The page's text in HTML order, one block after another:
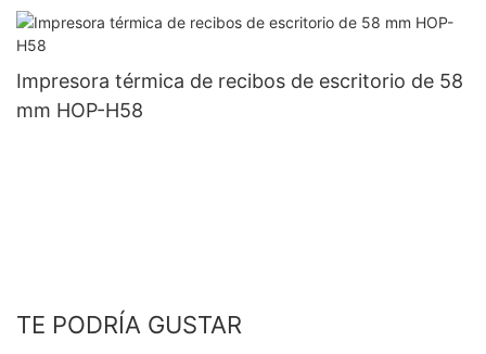
Impresora térmica de recibos de escritorio de 58
mm HOP-H58
TE PODRÍA GUSTAR